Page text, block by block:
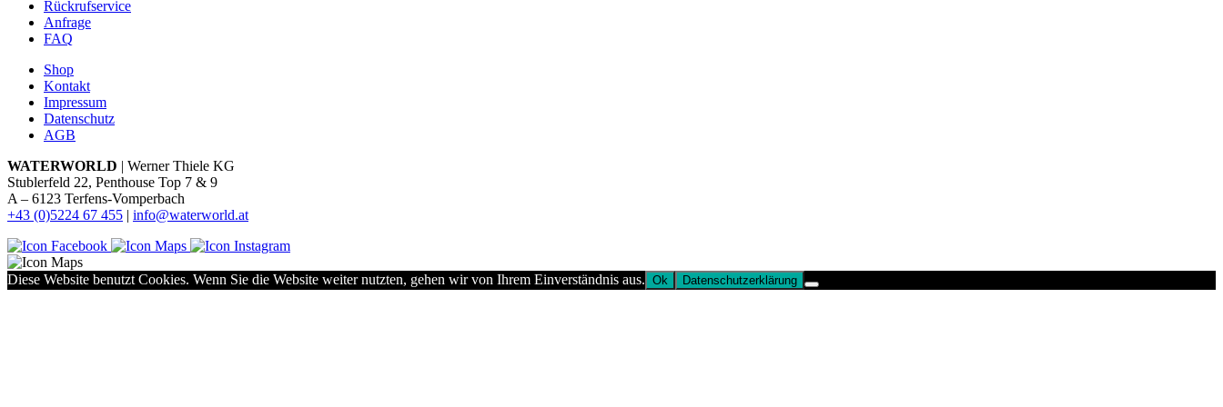
Rückrufservice
Anfrage
FAQ
Shop
Kontakt
Impressum
Datenschutz
AGB
WATERWORLD | Werner Thiele KG
Stublerfeld 22, Penthouse Top 7 & 9
A – 6123 Terfens-Vomperbach
+43 (0)5224 67 455 | info@waterworld.at
Diese Website benutzt Cookies. Wenn Sie die Website weiter nutzten, gehen wir von Ihrem Einverständnis aus. Ok Datenschutzerklärung